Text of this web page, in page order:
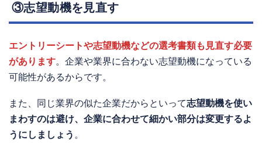
③志望動機を見直す
エントリーシートや志望動機などの選考書類も見直す必要
があります。企業や業界に合わない志望動機になっている
可能性があるからです。
また、同じ業界の似た企業だからといって志望動機を使い
まわすのは避け、企業に合わせて細かい部分は変更するよ
うにしましょう 。